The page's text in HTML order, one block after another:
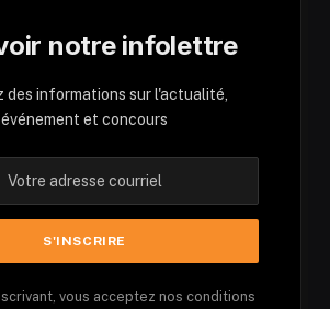
notre infolettre
des informations sur l'actualité,
événement et concours
vous acceptez nos conditions